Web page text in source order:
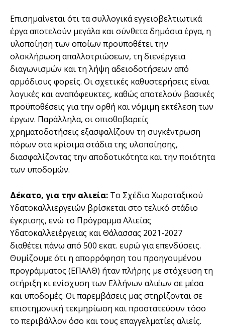
Επισημαίνεται ότι τα συλλογικά εγγειοβελτιωτικά
έργα αποτελούν μεγάλα και σύνθετα δημόσια έργα, η
υλοποίηση των οποίων προϋποθέτει την
ολοκλήρωση απαλλοτριώσεων, τη διενέργεια
διαγωνισμών και τη λήψη αδειοδοτήσεων από
αρμόδιους φορείς. Οι σχετικές καθυστερήσεις είναι
λογικές και αναπόφευκτες, καθώς αποτελούν βασικές
προϋποθέσεις για την ορθή και νόμιμη εκτέλεση των
έργων. Παράλληλα, οι οπισθοβαρείς
χρηματοδοτήσεις εξασφαλίζουν τη συγκέντρωση
πόρων στα κρίσιμα στάδια της υλοποίησης,
διασφαλίζοντας την αποδοτικότητα και την ποιότητα
των υποδομών.
Δέκατο, για την αλιεία: Το Σχέδιο Χωροταξικού
Υδατοκαλλιεργειών βρίσκεται στο τελικό στάδιο
έγκρισης, ενώ το Πρόγραμμα Αλιείας
Υδατοκαλλειέργειας και Θάλασσας 2021-2027
διαθέτει πάνω από 500 εκατ. ευρώ για επενδύσεις.
Θυμίζουμε ότι η απορρόφηση του προηγουμένου
προγράμματος (ΕΠΑΛΘ) ήταν πλήρης με στόχευση τη
στήριξη κι ενίσχυση των Ελλήνων αλιέων σε μέσα
και υποδομές. Οι παρεμβάσεις μας στηρίζονται σε
επιστημονική τεκμηρίωση και προστατεύουν τόσο
το περιβάλλον όσο και τους επαγγελματίες αλιείς.